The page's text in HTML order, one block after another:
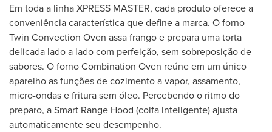
Em toda a linhaXPRESS MASTER, cada produto oferece a
conveniência característica que define a marca. O forno
Twin Convection Oven assa frango e prepara uma torta
delicada lado a lado com perfeição, sem sobreposição de
sabores. O forno Combination Oven reúne em um único
aparelho as funções de cozimento a vapor, assamento,
micro-ondas e fritura sem óleo. Percebendo o ritmo do
preparo, a Smart Range Hood (coifa inteligente) ajusta
automaticamente seu desempenho.